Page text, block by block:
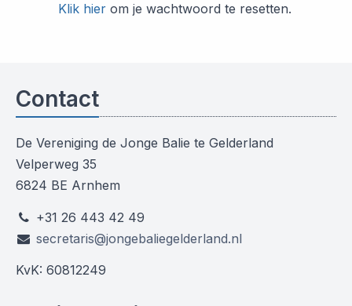
Klik hier om je wachtwoord te resetten.
Contact
De Vereniging de Jonge Balie te Gelderland
Velperweg 35
6824 BE Arnhem
+31 26 443 42 49
secretaris@jongebaliegelderland.nl
KvK: 60812249